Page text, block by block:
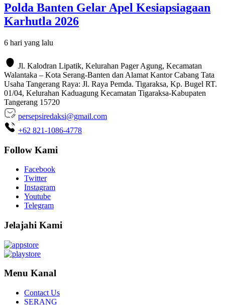
Polda Banten Gelar Apel Kesiapsiagaan
Karhutla 2026
6 hari yang lalu
Jl. Kalodran Lipatik, Kelurahan Pager Agung, Kecamatan
Walantaka – Kota Serang-Banten dan Alamat Kantor Cabang Tata
Usaha Tangerang Raya: Jl. Raya Pemda. Tigaraksa, Kp. Bugel RT.
01/04, Kelurahan Kaduagung Kecamatan Tigaraksa-Kabupaten
Tangerang 15720
persepsiredaksi@gmail.com
+62 821-1086-4778
Follow Kami
Facebook
Twitter
Instagram
Youtube
Telegram
Jelajahi Kami
Menu Kanal
Contact Us
SERANG